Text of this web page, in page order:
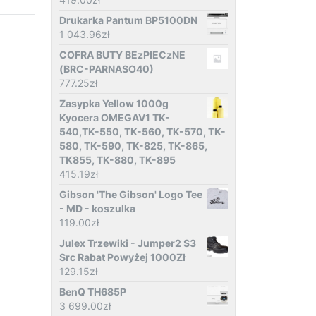
Drukarka Pantum BP5100DN
1 043.96zł
COFRA BUTY BEzPIECzNE
(BRC-PARNASO40)
777.25zł
Zasypka Yellow 1000g
Kyocera OMEGAV1 TK-
540,TK-550, TK-560, TK-570, TK-
580, TK-590, TK-825, TK-865,
TK855, TK-880, TK-895
415.19zł
Gibson 'The Gibson' Logo Tee
- MD - koszulka
119.00zł
Julex Trzewiki - Jumper2 S3
Src Rabat Powyżej 1000Zł
129.15zł
BenQ TH685P
3 699.00zł